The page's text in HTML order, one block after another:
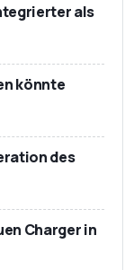
als
könnte
des
Charger in